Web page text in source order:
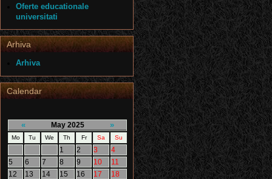
Oferte educationale
universitati
Arhiva
Arhiva
Calendar
« May 2025 »
Mo Tu We Th Fr Sa Su
1 2 3
4
5
6 7 8 9 10
11
12
13 14 15 16 17
18